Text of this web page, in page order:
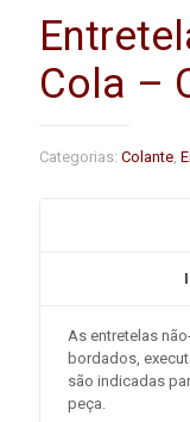
Cola –
Categorias: Colante
As entretelas
bordados,
são indicadas
peça.